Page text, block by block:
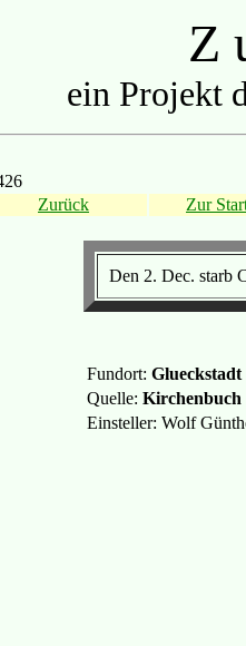
Z
ein Projekt
Zurück
Zur
Den 2. Dec. starb
Fundort: Glueckstadt
Quelle: Kirchenbuch
Einsteller: Wolf